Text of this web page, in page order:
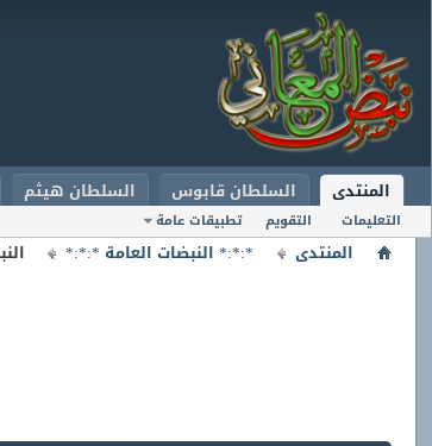
المنتدى
التعليمات التقويم تطبيقات عامة
السلطان قابوس السلطان هيثم
المنتدى *:*:* النبضات العامة *:*:*